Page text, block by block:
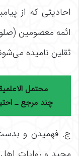
احادیثی که از
ائمه معصومین
ثقلین نامیده
محتمل
چند مرجع ـ
ج. فهمیدن و